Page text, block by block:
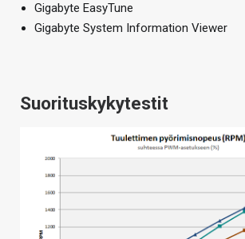
Gigabyte EasyTune
Gigabyte System Information Viewer
Suorituskykytestit